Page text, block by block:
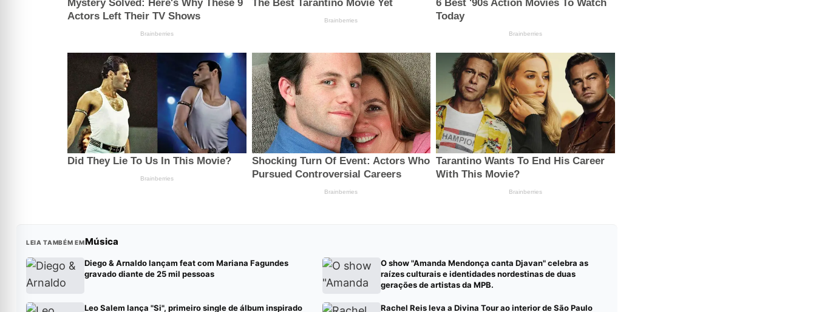
LEIA TAMBÉM EMMúsica
Diego & Arnaldo lançam feat com Mariana Fagundes
gravado diante de 25 mil pessoas
O show "Amanda Mendonça canta Djavan" celebra as
raízes culturais e identidades nordestinas de duas
gerações de artistas da MPB.
Leo Salem lança "Si", primeiro single de álbum inspirado Rachel Reis leva a Divina Tour ao interior de São Paulo